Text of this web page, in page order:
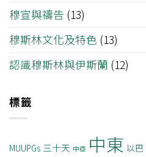
穆宣與禱告 (13)
穆斯林文化及特色 (13)
認識穆斯林與伊斯蘭 (12)
標籤
MUUPGs 三十天 中亞 中東 以巴